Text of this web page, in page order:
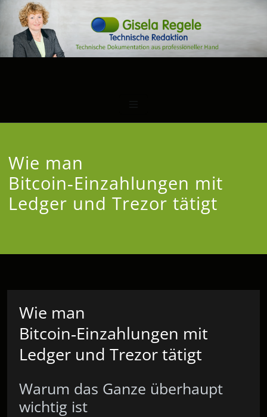
Wie man
Bitcoin‑Einzahlungen mit
Ledger und Trezor tätigt
Wie man
Bitcoin‑Einzahlungen mit
Ledger und Trezor tätigt
Warum das Ganze überhaupt
wichtig ist